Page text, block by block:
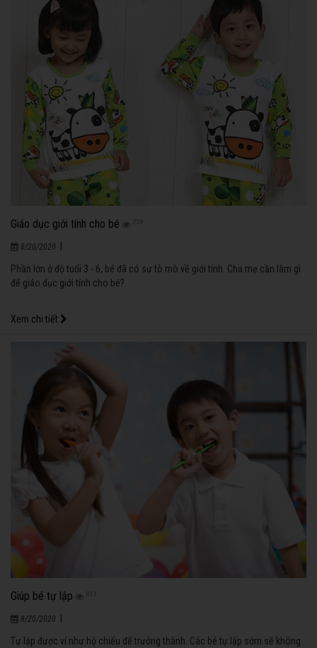
Giáo dục giới tính cho bé 759
8/20/2020
Phần lớn ở độ tuổi 3 - 6, bé đã có sự tò mò về giới tính. Cha mẹ cần làm gì
để giáo dục giới tính cho bé?
Xem chi tiết
Giúp bé tự lập 811
8/20/2020
Tự lập được ví như hộ chiếu để trưởng thành. Các bé tự lập sớm sẽ không